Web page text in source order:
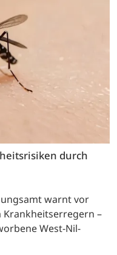
durch
warnt vor
–
West-Nil-